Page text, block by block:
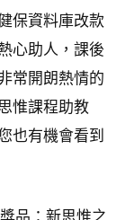
保資料庫改款
心助人，課後
常開朗熱情的
惟課程助教
也有機會看到
品：新思惟之